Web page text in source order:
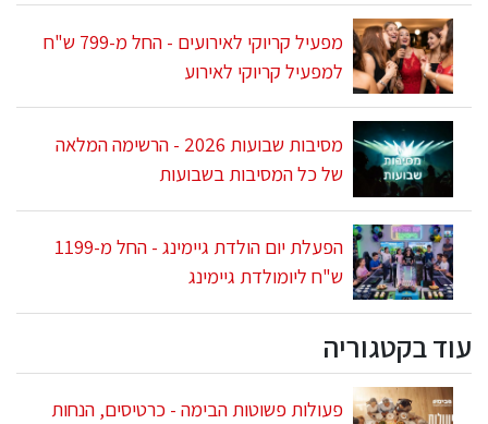
מפעיל קריוקי לאירועים - החל מ-799 ש"ח
למפעיל קריוקי לאירוע
מסיבות שבועות 2026 - הרשימה המלאה
של כל המסיבות בשבועות
הפעלת יום הולדת גיימינג - החל מ-1199
ש"ח ליומולדת גיימינג
עוד בקטגוריה
פעולות פשוטות הבימה - כרטיסים, הנחות